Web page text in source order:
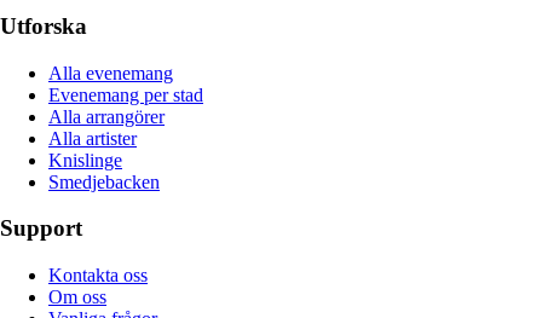
Utforska
Alla evenemang
Evenemang per stad
Alla arrangörer
Alla artister
Knislinge
Smedjebacken
Support
Kontakta oss
Om oss